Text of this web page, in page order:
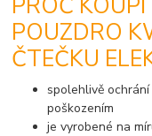
PROČ
POUZDRO
ČTEČKU
spolehlivě
poškozením
je vyrobené na